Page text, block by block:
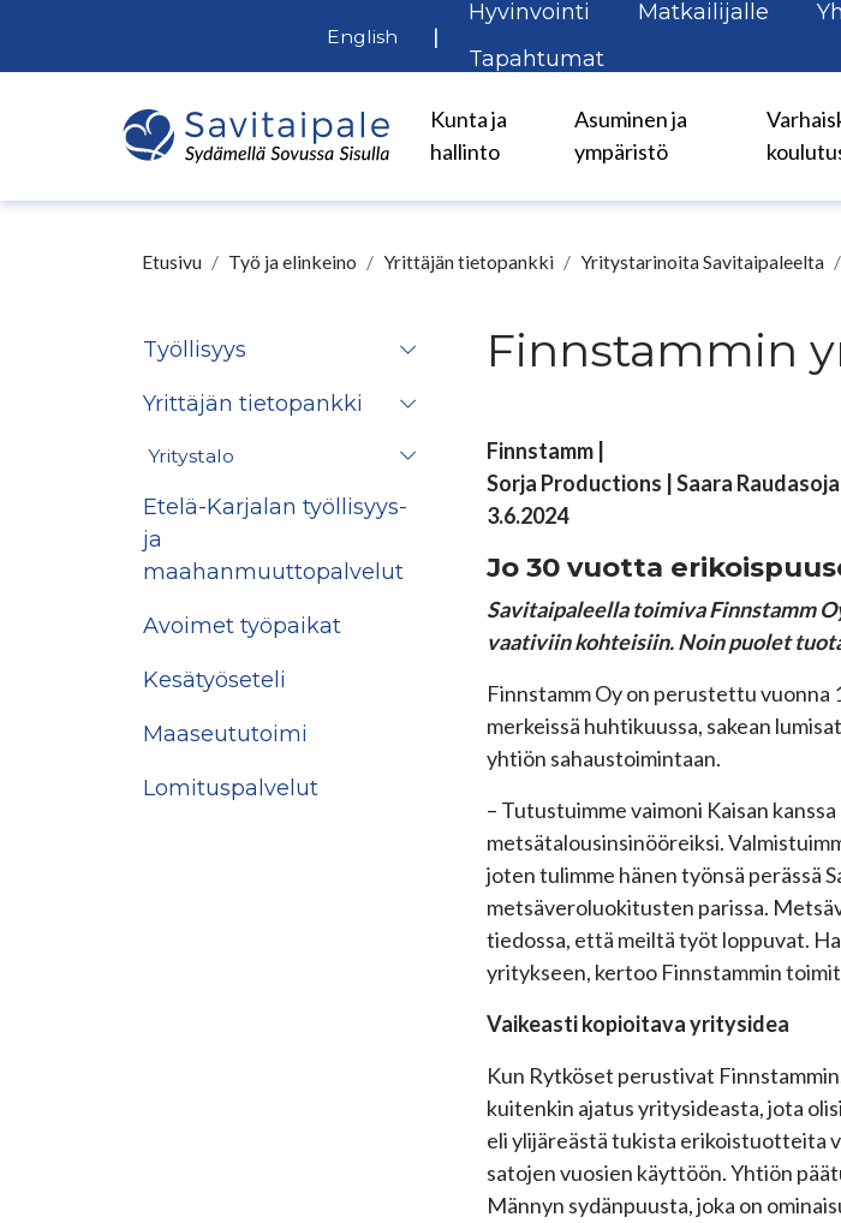
English |
Hyvinvointi Matkailijalle
Tapahtumat
Kunta ja
hallinto
Asuminen ja
ympäristö
Etusivu Työ ja elinkeino Yrittäjän tietopankki Yritystarinoita Savitaipaleelta
Työllisyys
Yrittäjän tietopankki
Yritystalo
Etelä-Karjalan työllisyys-
ja
maahanmuuttopalvelut
Avoimet työpaikat
Kesätyöseteli
Maaseututoimi
Lomituspalvelut
Finnstammin
Finnstamm |
Sorja Productions | Saara Raudasoja
3.6.2024
Jo 30 vuotta
Savitaipaleella toimiva Finnstamm
vaativiin kohteisiin. Noin puolet
Finnstamm Oy on perustettu
merkeissä huhtikuussa, sakean
yhtiön sahaustoimintaan.
­– Tutustuimme vaimoni Kaisan
metsätalousinsinööreiksi.
joten tulimme hänen työnsä perässä
metsäveroluokitusten parissa.
tiedossa, että meiltä työt loppuvat.
yritykseen, kertoo Finnstammin
Vaikeasti kopioitava yritysidea
Kun Rytköset perustivat
kuitenkin ajatus yritysideasta, jota
eli ylijäreästä tukista erikoistuotteita
satojen vuosien käyttöön. Yhtiön
Männyn sydänpuusta, joka on